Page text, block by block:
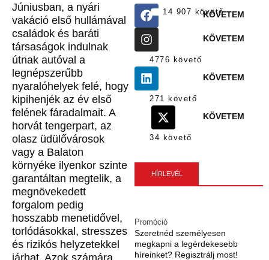
Júniusban, a nyári
vakáció első hullámával
családok és baráti
társaságok indulnak
útnak autóval a
legnépszerűbb
nyaralóhelyek felé, hogy
kipihenjék az év első
felének fáradalmait. A
horvát tengerpart, az
olasz üdülővárosok
vagy a Balaton
környéke ilyenkor szinte
garantáltan megtelik, a
megnövekedett
forgalom pedig
hosszabb menetidővel,
torlódásokkal, stresszes
és rizikós helyzetekkel
járhat. Azok számára,
14 907 követőKÖVETEM
4776 követő
KÖVETEM
271 követő
KÖVETEM
34 követő
KÖVETEM
HÍRLEVÉL
Szeretnéd személyesen
megkapni a legérdekesebb
híreinket? Regisztrálj most!
Promóció